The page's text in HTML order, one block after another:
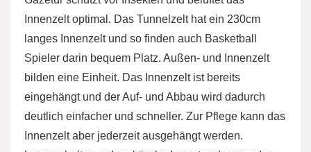
Innenzelt optimal. Das Tunnelzelt hat ein 230cm
langes Innenzelt und so finden auch Basketball
Spieler darin bequem Platz. Außen- und Innenzelt
bilden eine Einheit. Das Innenzelt ist bereits
eingehängt und der Auf- und Abbau wird dadurch
deutlich einfacher und schneller. Zur Pflege kann das
Innenzelt aber jederzeit ausgehängt werden.